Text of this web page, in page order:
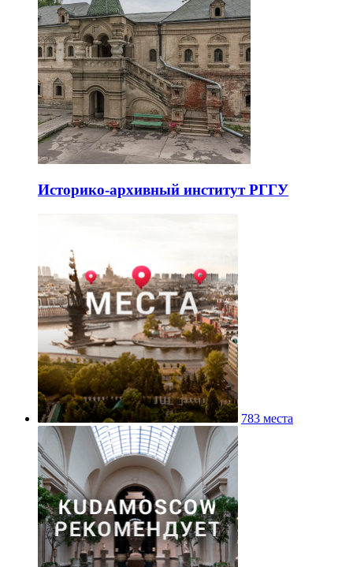
Историко-архивный институт РГГУ
783 места